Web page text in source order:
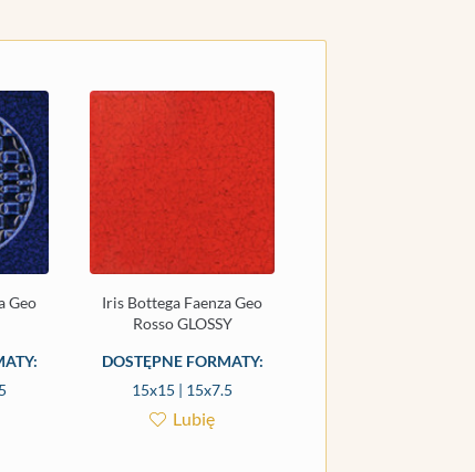
Geo
Iris Bottega Faenza Geo
Rosso GLOSSY
DOSTĘPNE FORMATY:
15x15 | 15x7.5
Lubię